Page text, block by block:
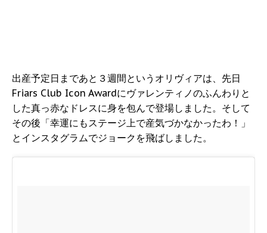
出産予定日まであと３週間というオリヴィアは、先日
Friars Club Icon Awardにヴァレンティノのふんわりと
した真っ赤なドレスに身を包んで登場しました。そして
その後「幸運にもステージ上で産気づかなかったわ！」
とインスタグラムでジョークを飛ばしました。